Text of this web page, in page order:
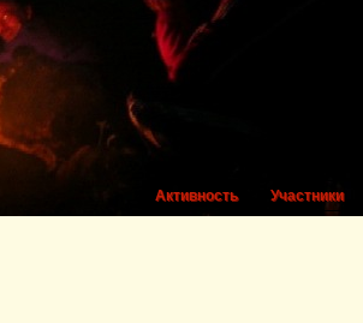
Активность Участники